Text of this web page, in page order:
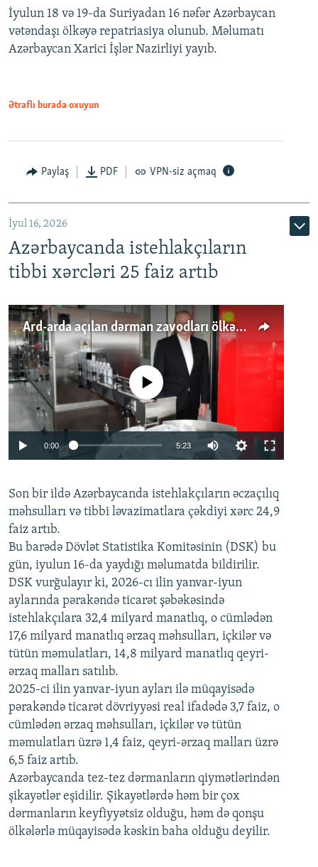
İyulun 18 və 19-da Suriyadan 16 nəfər Azərbaycan
vətəndaşı ölkəyə repatriasiya olunub. Məlumatı
Azərbaycan Xarici İşlər Nazirliyi yayıb.
Ətraflı burada oxuyun
Paylaş PDF VPN-siz açmaq
İyul 16, 2026
Azərbaycanda istehlakçıların
tibbi xərcləri 25 faiz artıb
Ard-arda açılan dərman zavodları ölkənin tələbatını ödəyirmi?
Auto 240p 360p 480p
720p 1080p
No media source currently available
0:00 5:23
360p
480p
720p
1080p
Son bir ildə Azərbaycanda istehlakçıların əczaçılıq
məhsulları və tibbi ləvazimatlara çəkdiyi xərc 24,9
faiz artıb.
Bu barədə Dövlət Statistika Komitəsinin (DSK) bu
gün, iyulun 16-da yaydığı məlumatda bildirilir.
DSK vurğulayır ki, 2026-cı ilin yanvar-iyun
aylarında pərakəndə ticarət şəbəkəsində
istehlakçılara 32,4 milyard manatlıq, o cümlədən
17,6 milyard manatlıq ərzaq məhsulları, içkilər və
tütün məmulatları, 14,8 milyard manatlıq qeyri-
ərzaq malları satılıb.
2025-ci ilin yanvar-iyun ayları ilə müqayisədə
pərakəndə ticarət dövriyyəsi real ifadədə 3,7 faiz, o
cümlədən ərzaq məhsulları, içkilər və tütün
məmulatları üzrə 1,4 faiz, qeyri-ərzaq malları üzrə
6,5 faiz artıb.
Azərbaycanda tez-tez dərmanların qiymətlərindən
şikayətlər eşidilir. Şikayətlərdə həm bir çox
dərmanların keyfiyyətsiz olduğu, həm də qonşu
ölkələrlə müqayisədə kəskin baha olduğu deyilir.